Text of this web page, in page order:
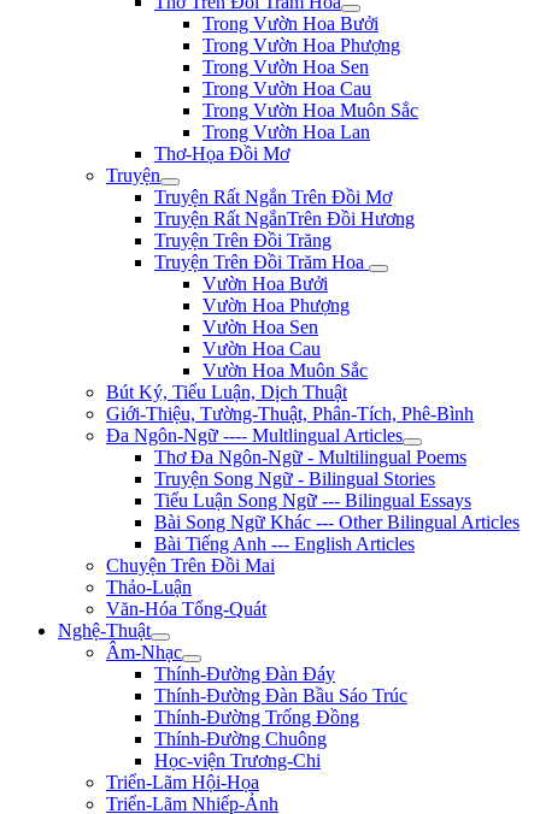
Trong Vườn Hoa Bưởi
Trong Vườn Hoa Phượng
Trong Vườn Hoa Sen
Trong Vườn Hoa Cau
Trong Vườn Hoa Muôn Sắc
Trong Vườn Hoa Lan
Thơ-Họa Đồi Mơ
Truyện
Truyện Rất Ngắn Trên Đồi Mơ
Truyện Rất NgắnTrên Đồi Hương
Truyện Trên Đồi Trăng
Truyện Trên Đồi Trăm Hoa
Vườn Hoa Bưởi
Vườn Hoa Phượng
Vườn Hoa Sen
Vườn Hoa Cau
Vườn Hoa Muôn Sắc
Bút Ký, Tiểu Luận, Dịch Thuật
Giới-Thiệu, Tường-Thuật, Phân-Tích, Phê-Bình
Đa Ngôn-Ngữ ---- Multlingual Articles
Thơ Đa Ngôn-Ngữ - Multilingual Poems
Truyện Song Ngữ - Bilingual Stories
Tiểu Luận Song Ngữ --- Bilingual Essays
Bài Song Ngữ Khác --- Other Bilingual Articles
Bài Tiếng Anh --- English Articles
Chuyện Trên Đồi Mai
Thảo-Luận
Văn-Hóa Tổng-Quát
Nghệ-Thuật
Âm-Nhạc
Thính-Đường Đàn Đáy
Thính-Đường Đàn Bầu Sáo Trúc
Thính-Đường Trống Đồng
Thính-Đường Chuông
Học-viện Trương-Chi
Triển-Lãm Hội-Họa
Triển-Lãm Nhiếp-Ảnh